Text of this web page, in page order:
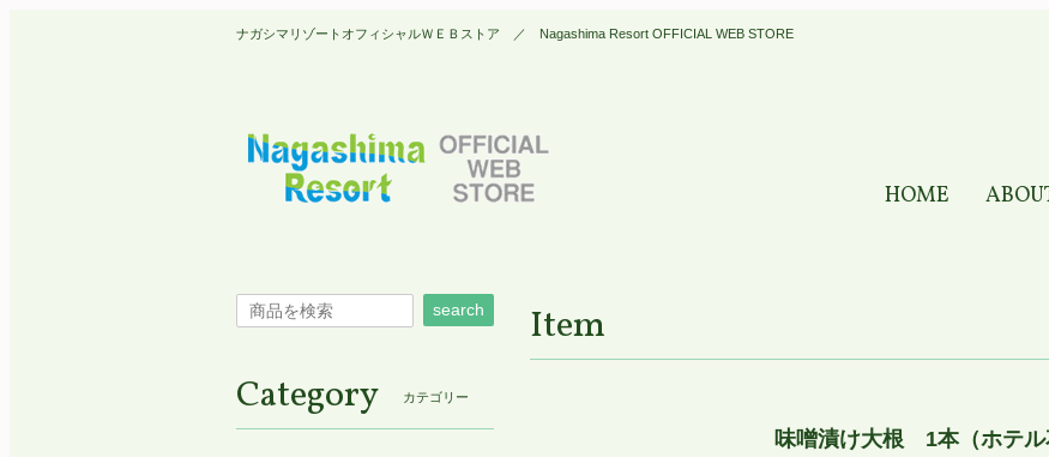
ナガシマリゾートオフィシャルＷＥＢストア ／ Nagashima Resort OFFICIAL WEB STORE
HOME
Item
味噌漬け大根 1本（ホテル
search
Category カテゴリー